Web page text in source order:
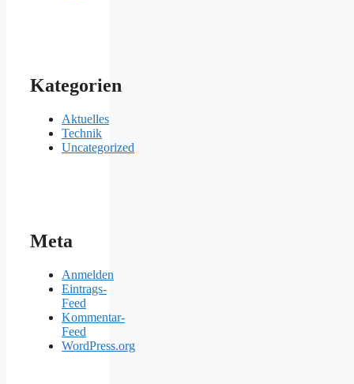
Kategorien
Aktuelles
Technik
Uncategorized
Meta
Anmelden
Eintrags-
Feed
Kommentar-
Feed
WordPress.org